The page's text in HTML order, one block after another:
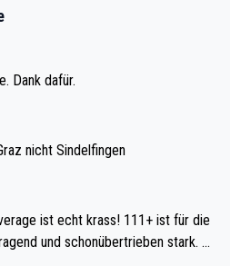
Dank dafür.
nicht Sindelfingen
echt krass! 111+ ist für die
und schonübertrieben stark. U